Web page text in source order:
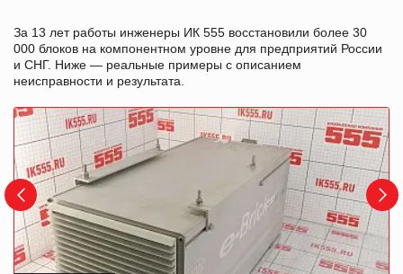
За 13 лет работы инженеры ИК 555 восстановили более 30
000 блоков на компонентном уровне для предприятий России
и СНГ. Ниже — реальные примеры с описанием
неисправности и результата.